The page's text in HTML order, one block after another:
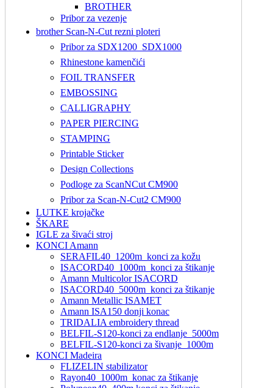
BROTHER
Pribor za vezenje
brother Scan-N-Cut rezni ploteri
Pribor za SDX1200_SDX1000
Rhinestone kamenčići
FOIL TRANSFER
EMBOSSING
CALLIGRAPHY
PAPER PIERCING
STAMPING
Printable Sticker
Design Collections
Podloge za ScanNCut CM900
Pribor za Scan-N-Cut2 CM900
LUTKE krojačke
ŠKARE
IGLE za šivaći stroj
KONCI Amann
SERAFIL40_1200m_konci za kožu
ISACORD40_1000m_konci za štikanje
Amann Multicolor ISACORD
ISACORD40_5000m_konci za štikanje
Amann Metallic ISAMET
Amann ISA150 donji konac
TRIDALIA embroidery thread
BELFIL-S120-konci za endlanje_5000m
BELFIL-S120-konci za šivanje_1000m
KONCI Madeira
FLIZELIN stabilizator
Rayon40_1000m_konac za štikanje